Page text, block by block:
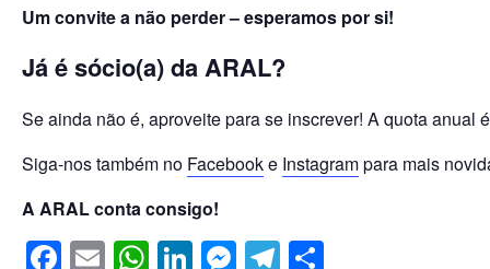
Um convite a não perder – esperamos por si!
Já é sócio(a) da ARAL?
Se ainda não é, aproveite para se inscrever! A quota anual
Siga-nos também no Facebooke Instagrampara mais
A ARAL conta consigo!
F E W Li M T